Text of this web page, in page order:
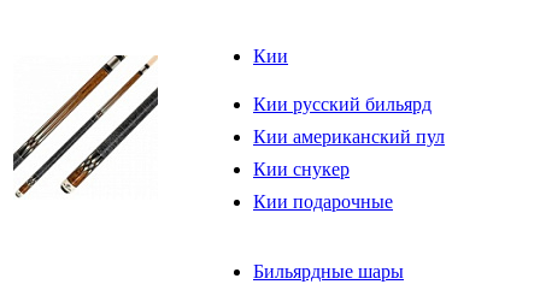
Кии
Кии русский бильярд
Кии американский пул
Кии снукер
Кии подарочные
Бильярдные шары